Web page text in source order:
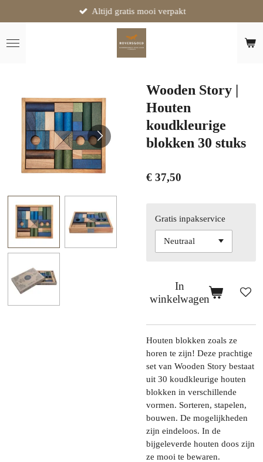
direct
naar
de
Altijd gratis mooi verpakt
Wooden Story |
Houten
koudkleurige
blokken 30 stuks
€ 37,50
Gratis inpakservice
In
winkelwagen
Houten blokken zoals ze
horen te zijn! Deze prachtige
set van Wooden Story bestaat
uit 30 koudkleurige houten
blokken in verschillende
vormen. Sorteren, stapelen,
bouwen. De mogelijkheden
zijn eindeloos. In de
bijgeleverde houten doos zijn
ze mooi te bewaren.